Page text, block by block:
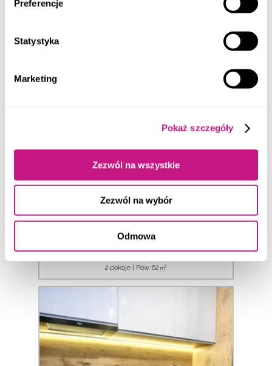
Preferencje
Statystyka
Marketing
Pokaż szczegóły
Zezwól na wszystkie
Zezwól na wybór
Odmowa
Sprzedane 479 000
TARNOWSKIE GÓRY
MIESZKANIE NA SPRZEDAŻ
2 pokoje | Pow. 62 m2